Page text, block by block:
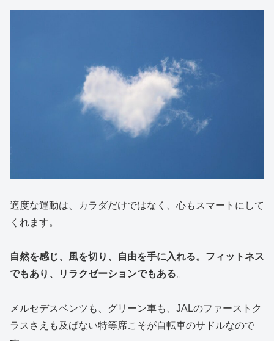
適度な運動は、カラダだけではなく、心もスマートにして
くれます。
自然を感じ、風を切り、自由を手に入れる。フィットネス
でもあり、リラクゼーションでもある。
メルセデスベンツも、グリーン車も、JALのファーストク
ラスさえも及ばない特等席こそが自転車のサドルなので